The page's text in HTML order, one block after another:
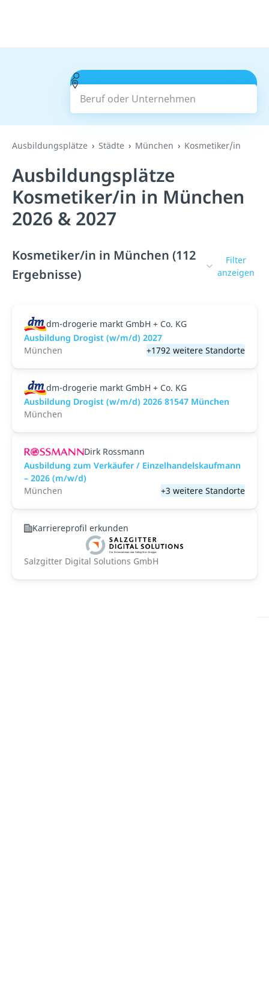
Beruf oder Unternehmen
Suchen
Ausbildungsplätze Städte München Kosmetiker/in
Ausbildungsplätze
Kosmetiker/in in München
2026 & 2027
Kosmetiker/in in München (112
Ergebnisse)
Filter
anzeigen
dm-drogerie markt GmbH + Co. KG
Ausbildung Drogist (w/m/d) 2027
München
+1792 weitere Standorte
dm-drogerie markt GmbH + Co. KG
Ausbildung Drogist (w/m/d) 2026 81547 München
München
Dirk Rossmann
Ausbildung zum Verkäufer / Einzelhandelskaufmann
– 2026 (m/w/d)
München
+3 weitere Standorte
Karriereprofil erkunden
Salzgitter Digital Solutions GmbH